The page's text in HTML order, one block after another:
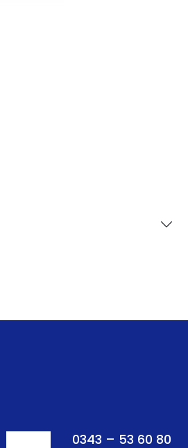
0343 – 53 60 80